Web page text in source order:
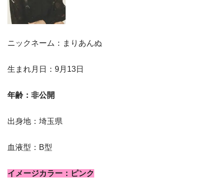
ニックネーム：まりあんぬ
生まれ月日：9月13日
年齢：非公開
出身地：埼玉県
血液型：B型
イメージカラー：ピンク